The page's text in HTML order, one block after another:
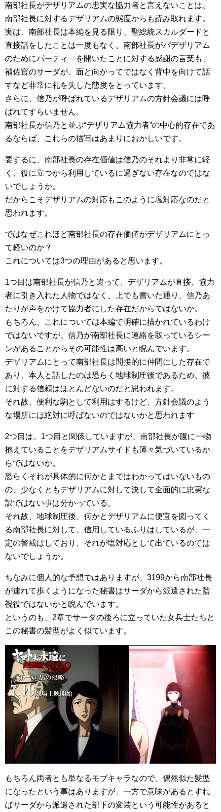
南部社長がデザリアムの忠実な協力者と言えないことは、
南部社長に対するデザリアムの態度からも読み取れます。
実は、南部社長は本編を見る限り、聖総統スカルダードと
直接話をしたことは一度もなく、南部社長がパデザリアム
のためにパーティ―を開いたことに対する感謝の言葉も、
補佐官のサーダが、面と向かってではなく背中を向けて話
すなど非常に礼を失した態度をとっています。
さらに、信乃が呼ばれているデザリアムの方針会議には呼
ばれてすらいません。
南部社長が信乃と並ぶ“デザリアム協力者”の中心的存在であ
るならば、これらの描写はあまりにおかしいです。
要するに、南部社長の存在価値は信乃のそれより非常に軽
く、役に立つから利用しているに過ぎない存在なのではな
いでしょうか。
だからこそデザリアムの対応もこのように塩対応なのだと
思われます。
ではなぜこれほど南部社長の存在価値がデザリアムにとっ
て軽いのか？
これについては3つの理由があると思います。
1つ目は南部社長が信乃と違って、デザリアムが直接、協力
者に引き入れた人物ではなく、上でも書いた通り、信乃あ
たりが声をかけて協力者にした存在だからではないか。
もちろん、これについては本編で明確に描かれているわけ
ではないですが、信乃が南部社長に連絡を取っているシー
ンがあることからその可能性は高いと睨んでいます。
デザリアムにとって南部社長は間接的に仲間にした存在で
あり、本人と話したのは恐らく地球制圧後であるため、彼
に対する信頼はほとんどないのだと思われます。
それ故、便利な駒として利用はするけど、方針会議のよう
な場所には絶対に呼ばないのではないかと思われます
2つ目は、1つ目と関係していますが、南部社長が腹に一物
抱えていることをデザリアムサイドも薄々気づいているか
らではないか。
恐らくそれが具体的に何かとまではわかってはいないもの
の、少なくともデザリアムに対して決して全面的に忠実な
訳ではない事は分かっている。
それ故、地球制圧後、何かとデザリアムに便宜を図ってく
る南部社長に対して、信用しているふりはしているが、一
定の警戒はしており、それが塩対応として出ているのでは
ないでしょうか。
ちなみに個人的な予想ではありますが、3199から南部社長
が連れて歩くようになった秘書はサーダから派遣された監
視役ではないかと睨んでいます。
というのも、2章でサーダの後ろに立っていた女兵士たちと
この秘書の髪型がよく似ています。
もちろん両者とも単なるモブキャラなので、偶然似た髪型
になったという事はありますが、一方で意味があるとすれ
ばサーダから派遣された部下の変装という可能性があると